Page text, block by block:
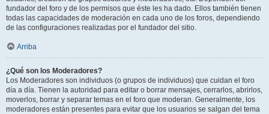
fundador del foro y de los permisos que éste les ha dado. Ellos también tienen
todas las capacidades de moderación en cada uno de los foros, dependiendo
de las configuraciones realizadas por el fundador del sitio.
Arriba
¿Qué son los Moderadores?
Los Moderadores son individuos (o grupos de individuos) que cuidan el foro
día a día. Tienen la autoridad para editar o borrar mensajes, cerrarlos, abrirlos,
moverlos, borrar y separar temas en el foro que moderan. Generalmente, los
moderadores están presentes para evitar que los usuarios se salgan del tema